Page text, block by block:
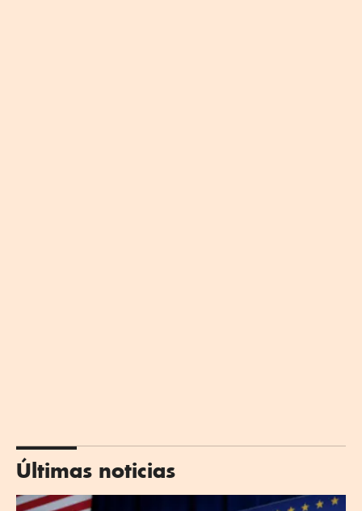
Últimas noticias